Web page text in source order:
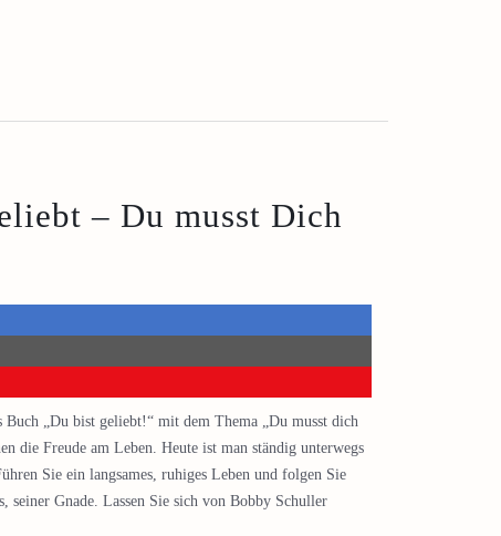
– Du musst Dich
„Du bist geliebt!“ mit dem Thema „Du musst dich
die Freude am Leben. Heute ist man ständig unterwegs
Sie ein langsames, ruhiges Leben und folgen Sie
seiner Gnade. Lassen Sie sich von Bobby Schuller